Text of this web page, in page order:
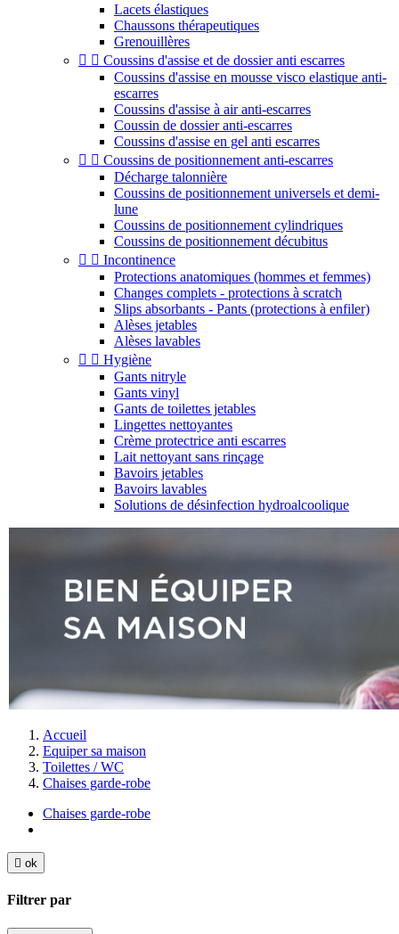
Lacets élastiques
Chaussons thérapeutiques
Grenouillères
  Coussins d'assise et de dossier anti escarres
Coussins d'assise en mousse visco elastique anti-
escarres
Coussins d'assise à air anti-escarres
Coussin de dossier anti-escarres
Coussins d'assise en gel anti escarres
  Coussins de positionnement anti-escarres
Décharge talonnière
Coussins de positionnement universels et demi-
lune
Coussins de positionnement cylindriques
Coussins de positionnement décubitus
  Incontinence
Protections anatomiques (hommes et femmes)
Changes complets - protections à scratch
Slips absorbants - Pants (protections à enfiler)
Alèses jetables
Alèses lavables
  Hygiène
Gants nitryle
Gants vinyl
Gants de toilettes jetables
Lingettes nettoyantes
Crème protectrice anti escarres
Lait nettoyant sans rinçage
Bavoirs jetables
Bavoirs lavables
Solutions de désinfection hydroalcoolique
Accueil
Equiper sa maison
Toilettes / WC
Chaises garde-robe
Chaises garde-robe
 ok
Filtrer par